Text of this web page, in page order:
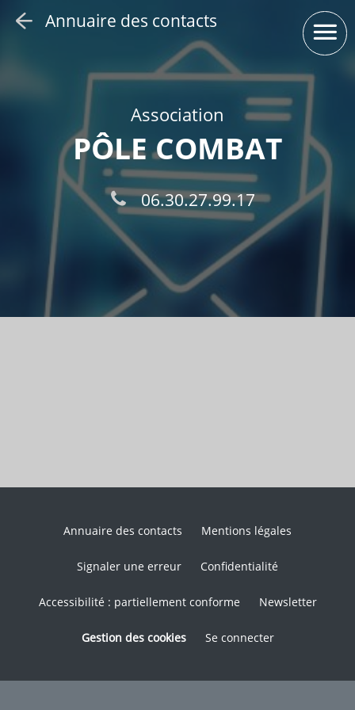
Aller au contenu
Aller au menu
Navigation principale
Annuaire des contacts
Association
PÔLE COMBAT
06.30.27.99.17
Annuaire des contacts Mentions légales
Signaler une erreur Confidentialité
Accessibilité : partiellement conforme Newsletter
Gestion des cookies Se connecter
Panneau de gestion des cookies